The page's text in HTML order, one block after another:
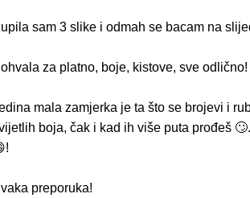
sam 3 slike i odmah se bacam na
za platno, boje, kistove, sve odlično!
mala zamjerka je ta što se brojevi i
boja, čak i kad ih više puta prođeš
preporuka!